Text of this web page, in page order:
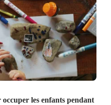
les enfants pendant